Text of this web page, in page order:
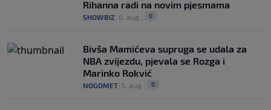
Rihanna radi na novim pjesmama
SHOWBIZ 6. aug. 0
Bivša Mamićeva supruga se udala za
NBA zvijezdu, pjevala se Rozga i
Marinko Rokvić
NOGOMET 5. aug. 0